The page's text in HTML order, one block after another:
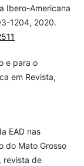
Ibero-Americana
1204, 2020.
e para o
em Revista,
EAD nas
do Mato Grosso
revista de